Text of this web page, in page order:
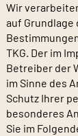
Wir
auf
Bestimmungen
TKG. Der im
Betreiber der
im Sinne des
Schutz Ihrer
besonderes
Sie im